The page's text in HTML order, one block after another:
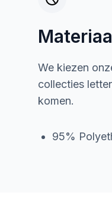
We kiezen
collecties
komen.
95%